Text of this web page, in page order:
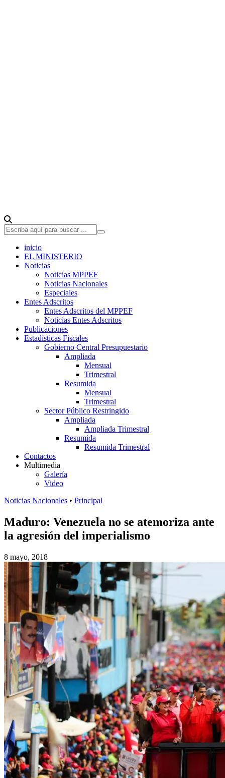
inicio
EL MINISTERIO
Noticias
Noticias MPPEF
Noticias Nacionales
Especiales
Entes Adscritos
Entes Adscritos del MPPEF
Noticias Entes Adscritos
Publicaciones
Estadísticas Fiscales
Gobierno Central Presupuestario
Ampliada
Mensual
Trimestral
Resumida
Mensual
Trimestral
Sector Público Restringido
Ampliada
Ampliada Trimestral
Resumida
Resumida Trimestral
Contactos
Multimedia
Galería
Video
Noticias Nacionales • Principal
Maduro: Venezuela no se atemoriza ante
la agresión del imperialismo
8 mayo, 2018